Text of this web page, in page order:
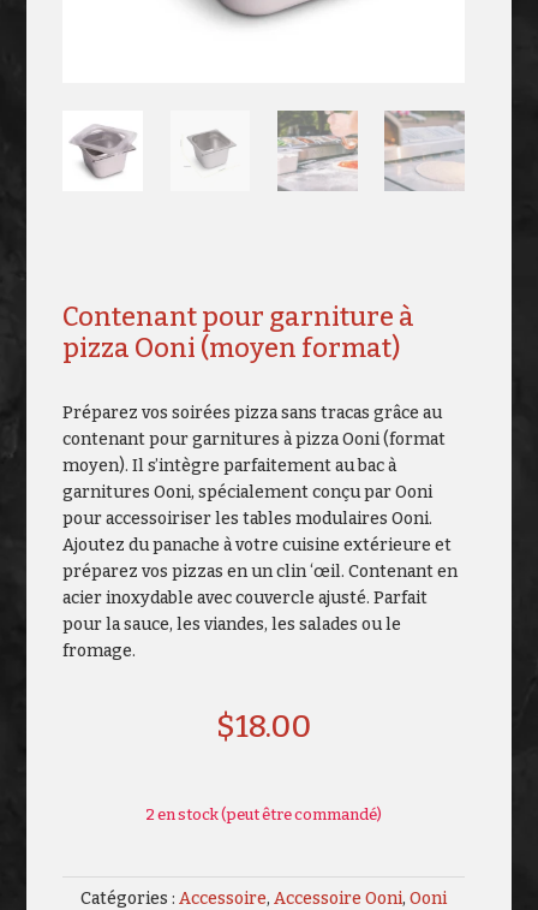
Contenant pour garniture à
pizza Ooni (moyen format)
Préparez vos soirées pizza sans tracas grâce au
contenant pour garnitures à pizza Ooni (format
moyen). Il s’intègre parfaitement au bac à
garnitures Ooni, spécialement conçu par Ooni
pour accessoiriser les tables modulaires Ooni.
Ajoutez du panache à votre cuisine extérieure et
préparez vos pizzas en un clin ‘œil. Contenant en
acier inoxydable avec couvercle ajusté. Parfait
pour la sauce, les viandes, les salades ou le
fromage.
$18.00
2 en stock (peut être commandé)
Catégories :Accessoire,Accessoire Ooni,Ooni